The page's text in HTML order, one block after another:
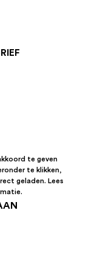
te geven
te klikken,
geladen. Lees